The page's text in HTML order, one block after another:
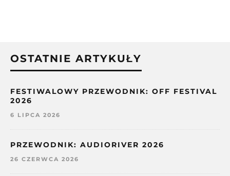
OSTATNIE ARTYKUŁY
FESTIWALOWY PRZEWODNIK: OFF FESTIVAL
2026
6 LIPCA 2026
PRZEWODNIK: AUDIORIVER 2026
26 CZERWCA 2026